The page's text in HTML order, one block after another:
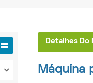
Detalhes Do
Máquina